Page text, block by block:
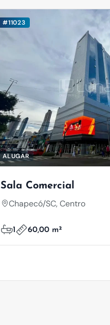
#11023
ALUGAR
Sala Comercial
Chapecó/SC, Centro
1 60,00 m²